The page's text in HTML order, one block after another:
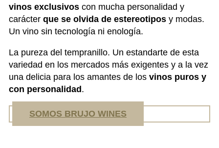
vinos exclusivos con mucha personalidad y
carácter que se olvida de estereotipos y modas.
Un vino sin tecnología ni enología.
La pureza del tempranillo. Un estandarte de esta
variedad en los mercados más exigentes y a la vez
una delicia para los amantes de los vinos puros y
con personalidad.
SOMOS BRUJO WINES